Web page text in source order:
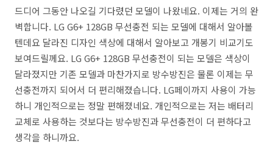
드디어 그동안 나오길 기다렸던 모델이 나왔네요. 이제는 거의 완
벽합니다. LG G6+ 128GB 무선충전 되는 모델에 대해서 알아볼
텐데요 달라진 디자인 색상에 대해서 알아보고 개봉기 비교기도
보여드릴께요. LG G6+ 128GB 무선충전이 되는 모델은 색상이
달라졌지만 기존 모델과 마찬가지로 방수방진은 물론 이제는 무
선충전까지 되어서 더 편리해졌습니다. LG페이까지 사용이 가능
하니 개인적으로는 정말 편해졌네요. 개인적으로는 저는 배터리
교체로 사용하는 것보다는 방수방진과 무선충전이 더 편하다고
생각을 하니까요.